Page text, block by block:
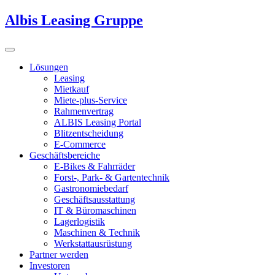
Albis Leasing Gruppe
Lösungen
Leasing
Mietkauf
Miete-plus-Service
Rahmenvertrag
ALBIS Leasing Portal
Blitzentscheidung
E-Commerce
Geschäftsbereiche
E-Bikes & Fahrräder
Forst-, Park- & Gartentechnik
Gastronomiebedarf
Geschäftsausstattung
IT & Büromaschinen
Lagerlogistik
Maschinen & Technik
Werkstattausrüstung
Partner werden
Investoren